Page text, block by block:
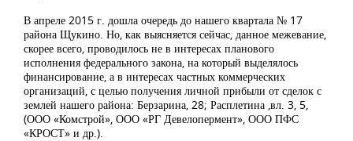
В апреле 2015 г. дошла очередь до нашего квартала № 17
района Щукино. Но, как выясняется сейчас, данное межевание,
скорее всего, проводилось не в интересах планового
исполнения федерального закона, на который выделялось
финансирование, а в интересах частных коммерческих
организаций, с целью получения личной прибыли от сделок с
землей нашего района: Берзарина, 28; Расплетина ,вл. 3, 5,
(ООО «Комстрой», ООО «РГ Девелопермент», ООО ПФС
«КРОСТ» и др.).